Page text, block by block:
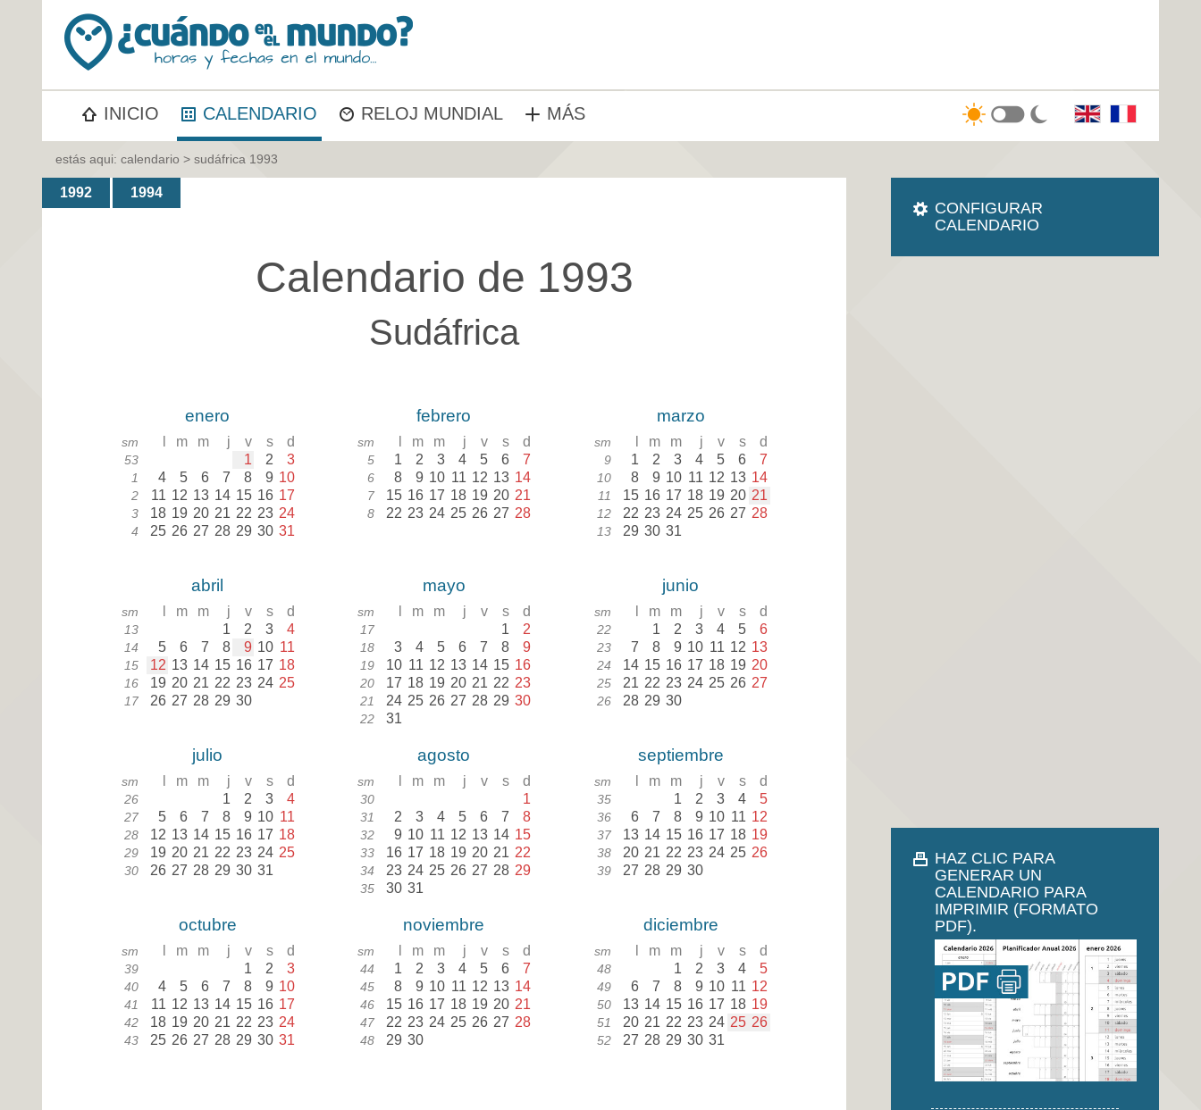
INICIO CALENDARIO RELOJ MUNDIAL MÁS
estás aqui: calendario > sudáfrica 1993
1992 1994
Calendario de 1993
Sudáfrica
enero
sm m m j v s d
53 1 2 3
1 4 5 6 7 8 9 10
2 11 12 13 14 15 16 17
3 18 19 20 21 22 23 24
4 25 26 27 28 29 30 31
febrero
sm m m j v s d
5 1 2 3 4 5 6 7
6 8 9 10 11 12 13 14
7 15 16 17 18 19 20 21
8 22 23 24 25 26 27 28
marzo
sm m m j v s d
9 1 2 3 4 5 6 7
10 8 9 10 11 12 13 14
11 15 16 17 18 19 20 21
12 22 23 24 25 26 27 28
13 29 30 31
abril
sm m m j v s d
13 1 2 3 4
14 5 6 7 8 9 10 11
15 12 13 14 15 16 17 18
16 19 20 21 22 23 24 25
17 26 27 28 29 30
mayo
sm m m j v s d
17 1 2
18 3 4 5 6 7 8 9
19 10 11 12 13 14 15 16
20 17 18 19 20 21 22 23
21 24 25 26 27 28 29 30
22 31
junio
sm m m j v s d
22 1 2 3 4 5 6
23 7 8 9 10 11 12 13
24 14 15 16 17 18 19 20
25 21 22 23 24 25 26 27
26 28 29 30
julio
sm m m j v s d
26 1 2 3 4
27 5 6 7 8 9 10 11
28 12 13 14 15 16 17 18
29 19 20 21 22 23 24 25
30 26 27 28 29 30 31
agosto
sm m m j v s d
30 1
31 2 3 4 5 6 7 8
32 9 10 11 12 13 14 15
33 16 17 18 19 20 21 22
34 23 24 25 26 27 28 29
35 30 31
septiembre
sm m m j v s d
35 1 2 3 4 5
36 6 7 8 9 10 11 12
37 13 14 15 16 17 18 19
38 20 21 22 23 24 25 26
39 27 28 29 30
octubre
sm m m j v s d
39 1 2 3
40 4 5 6 7 8 9 10
41 11 12 13 14 15 16 17
42 18 19 20 21 22 23 24
43 25 26 27 28 29 30 31
noviembre
sm m m j v s d
44 1 2 3 4 5 6 7
45 8 9 10 11 12 13 14
46 15 16 17 18 19 20 21
47 22 23 24 25 26 27 28
48 29 30
diciembre
sm m m j v s d
48 1 2 3 4 5
49 6 7 8 9 10 11 12
50 13 14 15 16 17 18 19
51 20 21 22 23 24 25 26
52 27 28 29 30 31
CONFIGURAR
CALENDARIO
HAZ CLIC PARA
GENERAR UN
CALENDARIO PARA
IMPRIMIR (FORMATO
PDF).